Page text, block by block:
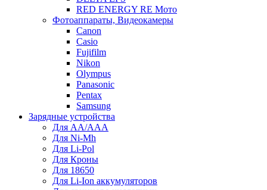
RED ENERGY RE Мото
Фотоаппараты, Видеокамеры
Canon
Casio
Fujifilm
Nikon
Olympus
Panasonic
Pentax
Samsung
Зарядные устройства
Для AA/AAA
Для Ni-Mh
Для Li-Pol
Для Кроны
Для 18650
Для Li-Ion аккумуляторов